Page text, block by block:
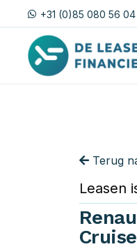
+31 (0)85 080 56 04
Terug
Leasen